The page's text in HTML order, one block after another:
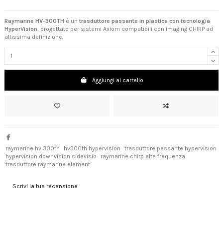
Raymarine HV-300TH è un trasduttore passante in plastica con tecnologia
HyperVision, progettato per sistemi Axiom compatibili con imaging CHIRP ad
altissima definizione.
Aggiungi al carrello
raymarine hv 300th hv300th hypervision
trasduttore passante hypervision
hypervision downvision sidevisio
raymarine chirp alta frequenza
trasduttore raymarine element
Scrivi la tua recensione